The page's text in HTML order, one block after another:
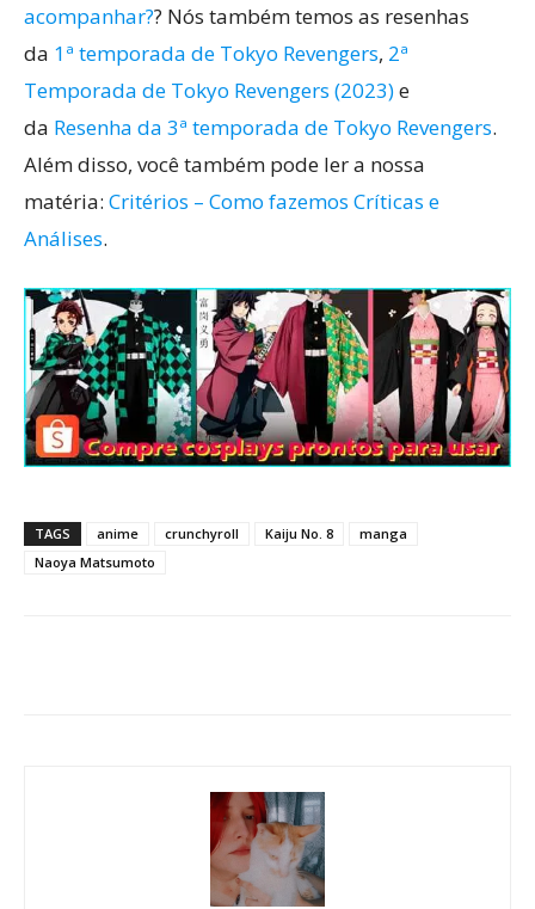
acompanhar?? Nós também temos as resenhas
da 1ª temporada de Tokyo Revengers, 2ª
Temporada de Tokyo Revengers (2023)e
da Resenha da 3ª temporada de Tokyo Revengers.
Além disso, você também pode ler a nossa
matéria: Critérios – Como fazemos Críticas e
Análises.
TAGS anime crunchyroll Kaiju No. 8
manga
Naoya Matsumoto